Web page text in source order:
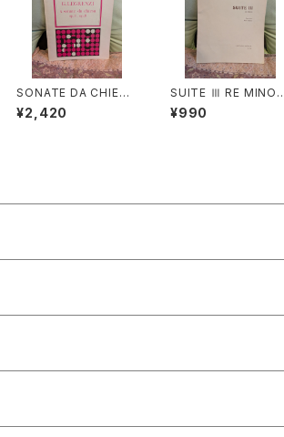
SONATE DA CHIESA
Op.4 - Op.8【著者：G.
LEGRENZI】出版社：H
¥2,420
SUITE Ⅲ RE MINOR
E【著者：DIEUPART】
出版社：EDITION MO
¥990